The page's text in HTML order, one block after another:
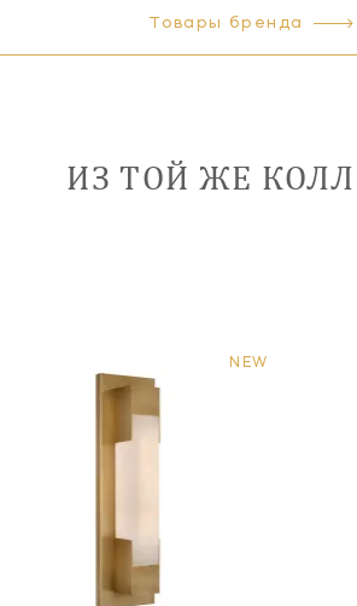
Товары бренда
ИЗ ТОЙ ЖЕ
NEW